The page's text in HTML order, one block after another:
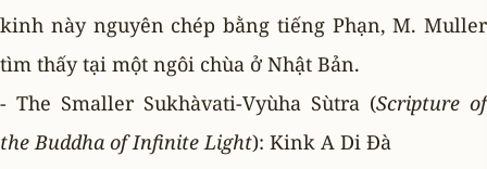
kinh này nguyên chép bằng tiếng Phạn, M. Muller
tìm thấy tại một ngôi chùa ở Nhật Bản.
- The Smaller Sukhàvati-Vyùha Sùtra (Scripture of
the Buddha of Infinite Light): Kink A Di Ðà